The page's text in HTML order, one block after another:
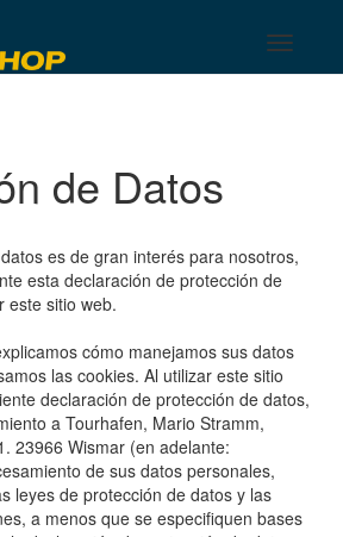
Toggle
Toggle
basket
de Datos
es de gran interés para nosotros,
esta declaración de protección de
este sitio web.
cómo manejamos sus datos
las cookies. Al utilizar este sitio
declaración de protección de datos,
a Tourhafen, Mario Stramm,
23966 Wismar (en adelante:
de sus datos personales,
leyes de protección de datos y las
a menos que se especifiquen bases